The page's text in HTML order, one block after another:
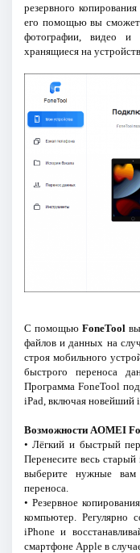
резервного
его помощью вы
фотографии, видео и
хранящиеся на
С помощьюFoneTool
файлов и данных на
строя мобильного
быстрого переноса
Программа FoneTool
iPad, включая новейший
Возможности AOMEI
• Лёгкий и быстрый
Перенесите весь
выберите нужные
переноса.
• Резервное
компьютер. Регулярно
iPhone и
смартфоне Apple в